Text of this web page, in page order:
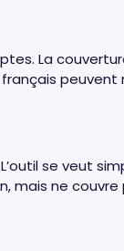
La
peuvent
se veut
mais ne couvre